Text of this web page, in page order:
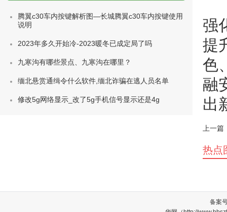
强
提
色
融
出
上一篇
腾翼c30车内按键解析图—长城腾翼c30车内按键使用
说明
2023年多久开始冷-2023暖冬已成定局了吗
九寒沟有哪些景点、九寒沟在哪里？
缅北悬赏通缉令什么软件,缅北诈骗在逃人员名单
修改5g网络显示_改了5g手机信号显示还是4g
热点
备案